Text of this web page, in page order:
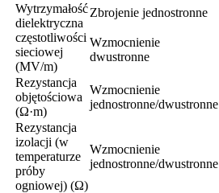
Wytrzymałość
dielektryczna
częstotliwości
sieciowej
(MV/m)
Zbrojenie jednostronne
Wzmocnienie
dwustronne
Rezystancja
objętościowa
(Ω·m)
Wzmocnienie
jednostronne/dwustronne
Rezystancja
izolacji (w
temperaturze
próby
ogniowej) (Ω)
Wzmocnienie
jednostronne/dwustronne